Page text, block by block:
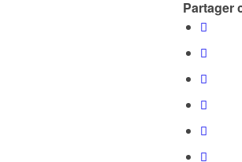
Partager